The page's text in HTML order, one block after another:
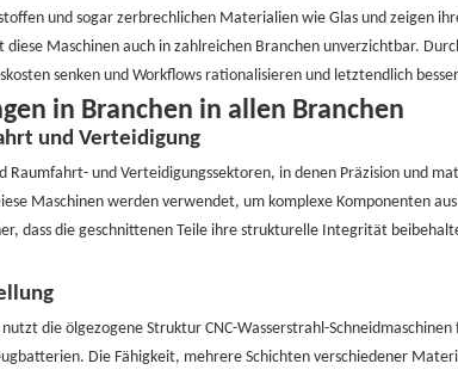
und sogar zerbrechlichen Materialien wie Glas und zeigen
diese Maschinen auch in zahlreichen Branchen unverzichtbar.
senken und Workflows rationalisieren und letztendlich
in Branchen in allen Branchen
und Verteidigung
Raumfahrt- und Verteidigungssektoren, in denen Präzision und
Maschinen werden verwendet, um komplexe Komponenten
dass die geschnittenen Teile ihre strukturelle Integrität
die ölgezogene Struktur CNC-Wasserstrahl-
Die Fähigkeit, mehrere Schichten verschiedener